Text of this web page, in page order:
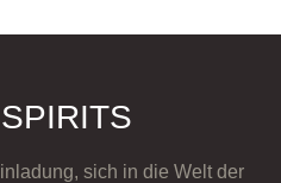
sich in die Welt der